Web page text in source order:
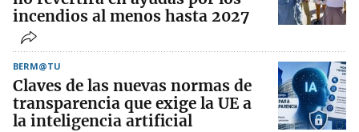
incendios al menos hasta 2027
BERM@TU
Claves de las nuevas normas de
transparencia que exige la UE a
la inteligencia artificial